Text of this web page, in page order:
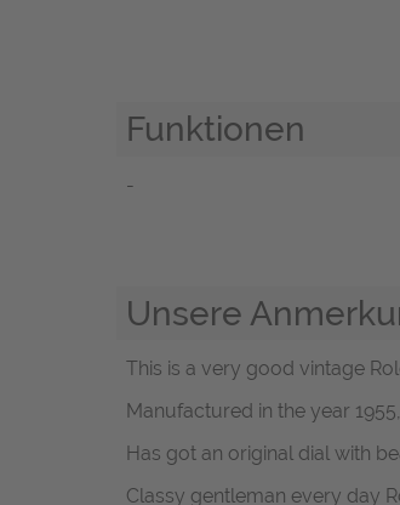
Funktionen
-
Unsere
This is a very good vintage
Manufactured in the year
Has got an original dial with
Classy gentleman every day